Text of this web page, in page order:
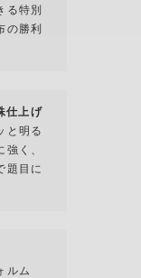
る特別
の勝利
仕上げ
と明る
く、
題目に
ルム